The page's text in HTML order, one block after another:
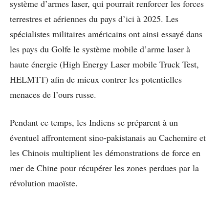
système d’armes laser, qui pourrait renforcer les forces
terrestres et aériennes du pays d’ici à 2025. Les
spécialistes militaires américains ont ainsi essayé dans
les pays du Golfe le système mobile d’arme laser à
haute énergie (High Energy Laser mobile Truck Test,
HELMTT) afin de mieux contrer les potentielles
menaces de l’ours russe.
Pendant ce temps, les Indiens se préparent à un
éventuel affrontement sino-pakistanais au Cachemire et
les Chinois multiplient les démonstrations de force en
mer de Chine pour récupérer les zones perdues par la
révolution maoïste.